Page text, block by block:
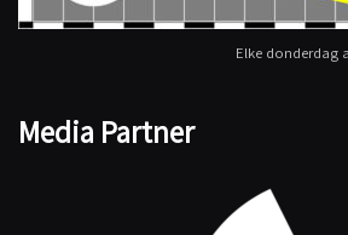
Elke donderdag
Media Partner